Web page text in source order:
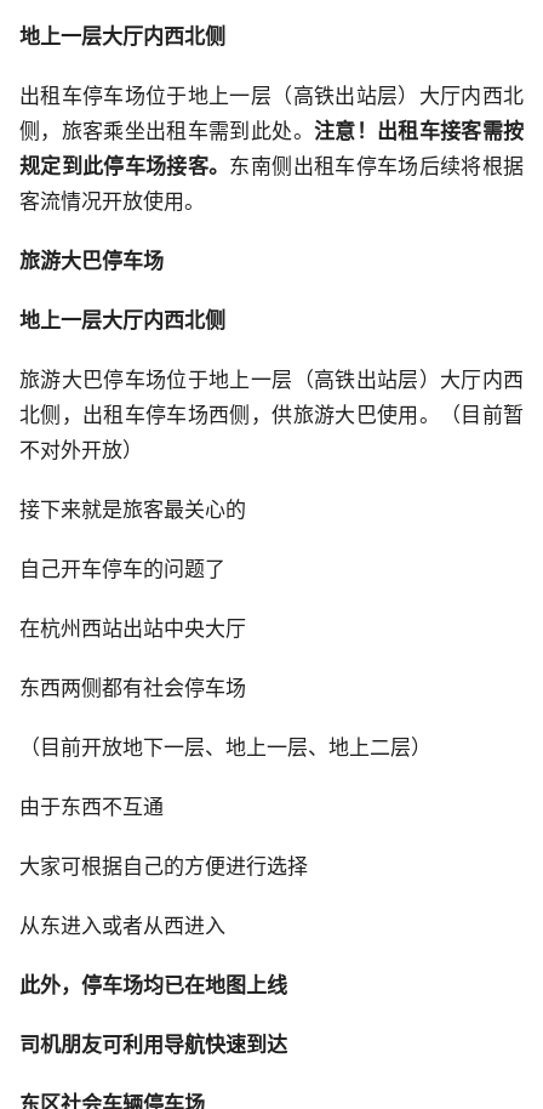
地上一层大厅内西北侧
出租车停车场位于地上一层（高铁出站层）大厅内西北
侧，旅客乘坐出租车需到此处。 注意！出租车接客需按
规定到此停车场接客。 东南侧出租车停车场后续将根据
客流情况开放使用。
旅游大巴停车场
地上一层大厅内西北侧
旅游大巴停车场位于地上一层（高铁出站层）大厅内西
北侧，出租车停车场西侧，供旅游大巴使用。（目前暂
不对外开放）
接下来就是旅客最关心的
自己开车停车的问题了
在杭州西站出站中央大厅
东西两侧都有社会停车场
（目前开放地下一层、地上一层、地上二层）
由于东西不互通
大家可根据自己的方便进行选择
从东进入或者从西进入
此外，停车场均已在地图上线
司机朋友可利用导航快速到达
东区社会车辆停车场